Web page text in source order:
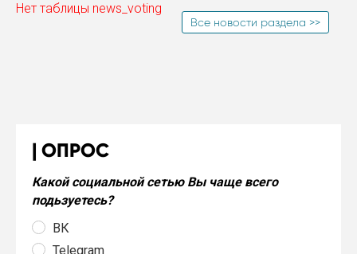
Нет таблицы news_voting
Все новости раздела >>
ОПРОС
Какой социальной сетью Вы чаще всего
подьзуетесь?
ВК
Telegram